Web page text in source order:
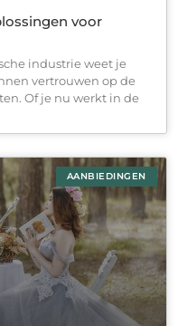
voor
industrie weet je
vertrouwen op de
Of je nu werkt in de
AANBIEDINGEN